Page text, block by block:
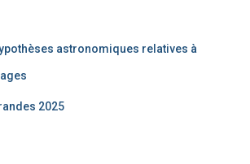
astronomiques relatives à
2025